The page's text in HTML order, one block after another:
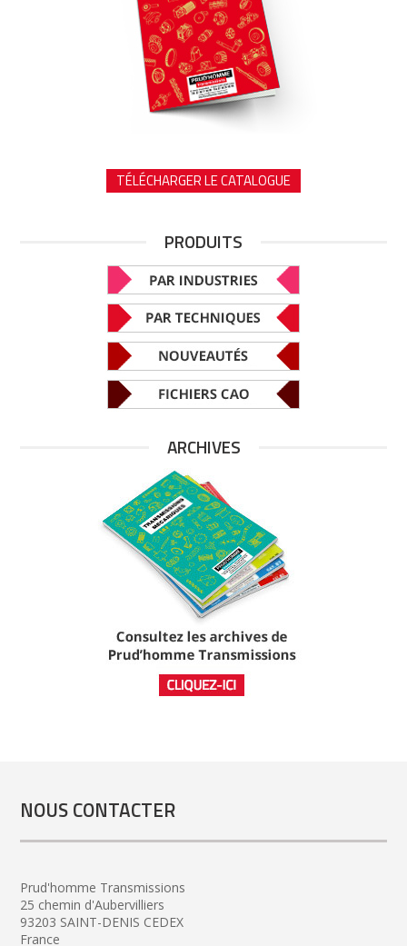
TÉLÉCHARGER LE CATALOGUE
PRODUITS
ARCHIVES
NOUS CONTACTER
Prud'homme Transmissions
25 chemin d'Aubervilliers
93203 SAINT-DENIS CEDEX
France